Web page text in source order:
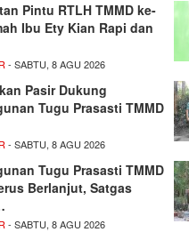
Pintu RTLH TMMD ke-
Ibu Ety Kian Rapi dan
- SABTU, 8 AGU 2026
Pasir Dukung
Tugu Prasasti TMMD
- SABTU, 8 AGU 2026
Tugu Prasasti TMMD
Berlanjut, Satgas
- SABTU, 8 AGU 2026